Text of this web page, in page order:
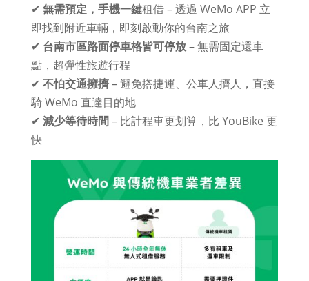
✔ 無需預定，手機一鍵租借 – 透過 WeMo APP 立
即找到附近車輛，即刻啟動你的台南之旅
✔ 台南市區路面停車格皆可停放– 無需固定還車
點，超彈性旅遊行程
✔ 不怕交通擁擠– 避免搭捷運、公車人擠人，直接
騎 WeMo 直達目的地
✔ 減少等待時間– 比計程車更划算，比 YouBike 更
快